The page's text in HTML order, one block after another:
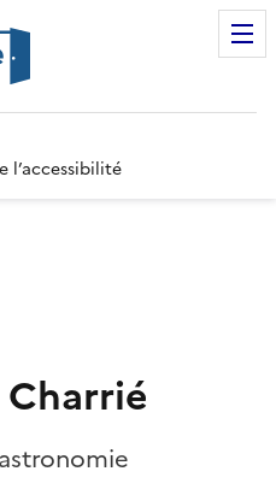
l’accessibilité
Twitter)